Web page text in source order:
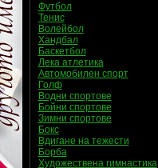
Футбол
Тенис
Волейбол
Хандбал
Баскетбол
Лека атлетика
Автомобилен спорт
Голф
Водни спортове
Бойни спортове
Зимни спортове
Бокс
Вдигане на тежести
Борба
Художествена гимнастика